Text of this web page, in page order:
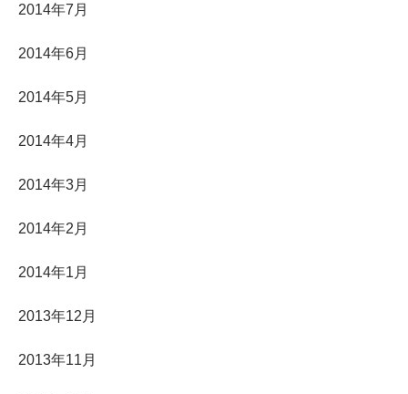
2014年7月
2014年6月
2014年5月
2014年4月
2014年3月
2014年2月
2014年1月
2013年12月
2013年11月